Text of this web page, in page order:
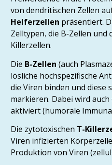
von dendritischen Zellen
Helferzellen präsentiert.
Zelltypen, die B-Zellen und
Killerzellen.
Die B-Zellen (auch
lösliche hochspezifische
die Viren binden und diese
markieren. Dabei wird
aktiviert (humorale
Die zytotoxischen T-
Viren infizierten
Produktion von Viren